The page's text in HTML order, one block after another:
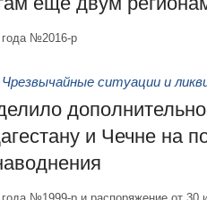
года №2016-р
Чрезвычайные ситуации и
и Чечне на